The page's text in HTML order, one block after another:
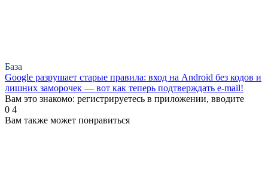
База
Google разрушает старые правила: вход на Android без кодов и
лишних заморочек — вот как теперь подтверждать e-mail!
Вам это знакомо: регистрируетесь в приложении, вводите
0 4
Вам также может понравиться